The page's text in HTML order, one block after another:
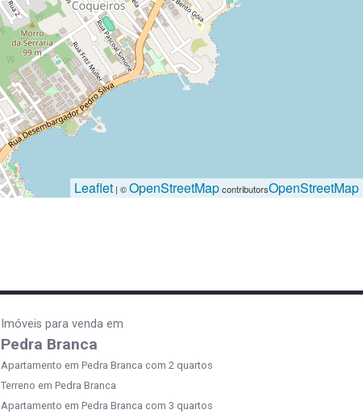
Leaflet | ©OpenStreetMapcontributorsOpenStreetMap
Imóveis para venda em
Pedra Branca
Apartamento em Pedra Branca com 2 quartos
Terreno em Pedra Branca
Apartamento em Pedra Branca com 3 quartos